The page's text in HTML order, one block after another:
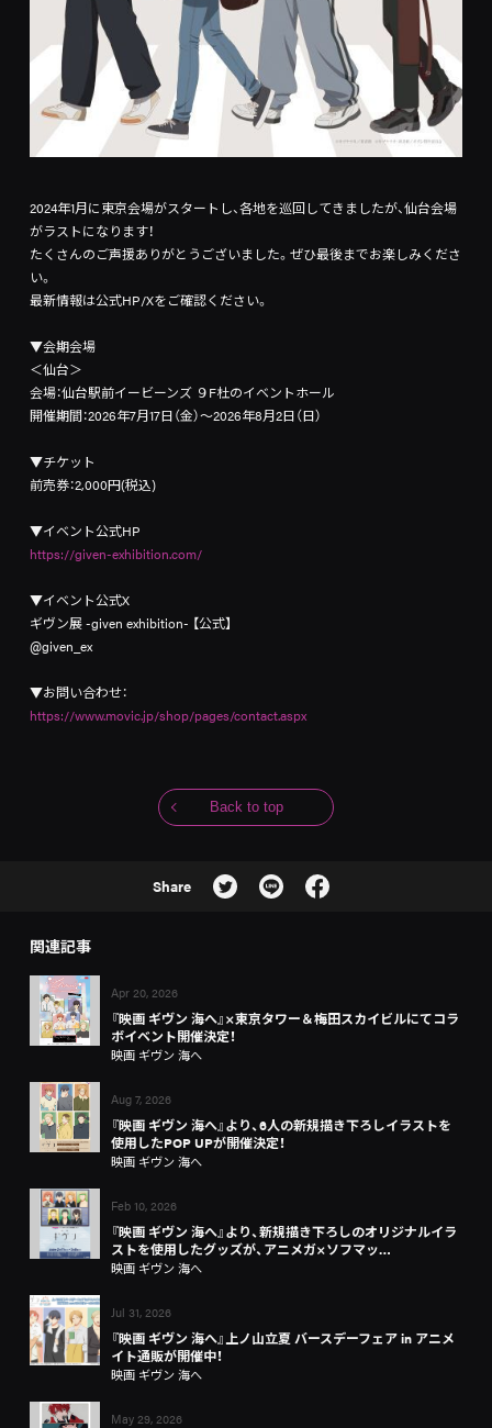
2024年1月に東京会場がスタートし、各地を巡回してきましたが、仙台会場
がラストになります！
たくさんのご声援ありがとうございました。ぜひ最後までお楽しみくださ
い。
最新情報は公式HP/Xをご確認ください。
▼会期会場
＜仙台＞
会場：仙台駅前イービーンズ ９F杜のイベントホール
開催期間：2026年7月17日（金）～2026年8月2日（日）
▼チケット
前売券：2,000円(税込)
▼イベント公式HP
https://given-exhibition.com/
▼イベント公式X
ギヴン展 -given exhibition- 【公式】
@given_ex
▼お問い合わせ：
https://www.movic.jp/shop/pages/contact.aspx
Back to top
Share
関連記事
Apr 20, 2026
『映画 ギヴン 海へ』×東京タワー＆梅田スカイビルにてコラ
ボイベント開催決定！
映画 ギヴン 海へ
Aug 7, 2026
『映画 ギヴン 海へ』より、6人の新規描き下ろしイラストを
使用したPOP UPが開催決定！
映画 ギヴン 海へ
Feb 10, 2026
『映画 ギヴン 海へ』より、新規描き下ろしのオリジナルイラ
ストを使用したグッズが、アニメガ×ソフマッ…
映画 ギヴン 海へ
Jul 31, 2026
『映画 ギヴン 海へ』上ノ山立夏 バースデーフェア in アニメ
イト通販が開催中！
映画 ギヴン 海へ
May 29, 2026